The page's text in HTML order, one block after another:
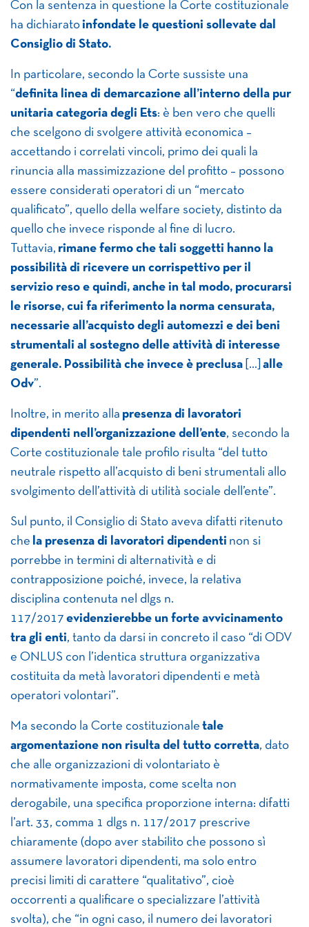
Con la sentenza in questione la Corte costituzionale
ha dichiaratoinfondate le questioni sollevate dal
Consiglio di Stato.
In particolare, secondo la Corte sussiste una
“definita linea di demarcazione all’interno della pur
unitaria categoria degli Ets: è ben vero che quelli
che scelgono di svolgere attività economica –
accettando i correlati vincoli, primo dei quali la
rinuncia alla massimizzazione del profitto – possono
essere considerati operatori di un “mercato
qualificato”, quello della welfare society, distinto da
quello che invece risponde al fine di lucro.
Tuttavia, rimane fermo che tali soggetti hanno la
possibilità di ricevere un corrispettivo per il
servizio reso e quindi, anche in tal modo, procurarsi
le risorse, cui fa riferimento la norma censurata,
necessarie all’acquisto degli automezzi e dei beni
strumentali al sostegno delle attività di interesse
generale. Possibilità che invece è preclusa […] alle
Odv”.
Inoltre, in merito alla presenza di lavoratori
dipendenti nell’organizzazione dell’ente, secondo la
Corte costituzionale tale profilo risulta “del tutto
neutrale rispetto all’acquisto di beni strumentali allo
svolgimento dell’attività di utilità sociale dell’ente”.
Sul punto, il Consiglio di Stato aveva difatti ritenuto
che la presenza di lavoratori dipendenti non si
porrebbe in termini di alternatività e di
contrapposizione poiché, invece, la relativa
disciplina contenuta nel dlgs n.
117/2017 evidenzierebbe un forte avvicinamento
tra gli enti, tanto da darsi in concreto il caso “di ODV
e ONLUS con l’identica struttura organizzativa
costituita da metà lavoratori dipendenti e metà
operatori volontari”.
Ma secondo la Corte costituzionale tale
argomentazione non risulta del tutto corretta, dato
che alle organizzazioni di volontariato è
normativamente imposta, come scelta non
derogabile, una specifica proporzione interna: difatti
l’art. 33, comma 1 dlgs n. 117/2017 prescrive
chiaramente (dopo aver stabilito che possono sì
assumere lavoratori dipendenti, ma solo entro
precisi limiti di carattere “qualitativo”, cioè
occorrenti a qualificare o specializzare l’attività
svolta), che “in ogni caso, il numero dei lavoratori